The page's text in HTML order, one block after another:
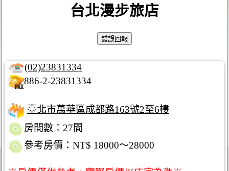
台北漫步旅店
(02)23831334
886-2-23831334
臺北市萬華區成都路163號2至6樓
房間數：27間
參考房價：NT$ 18000～28000